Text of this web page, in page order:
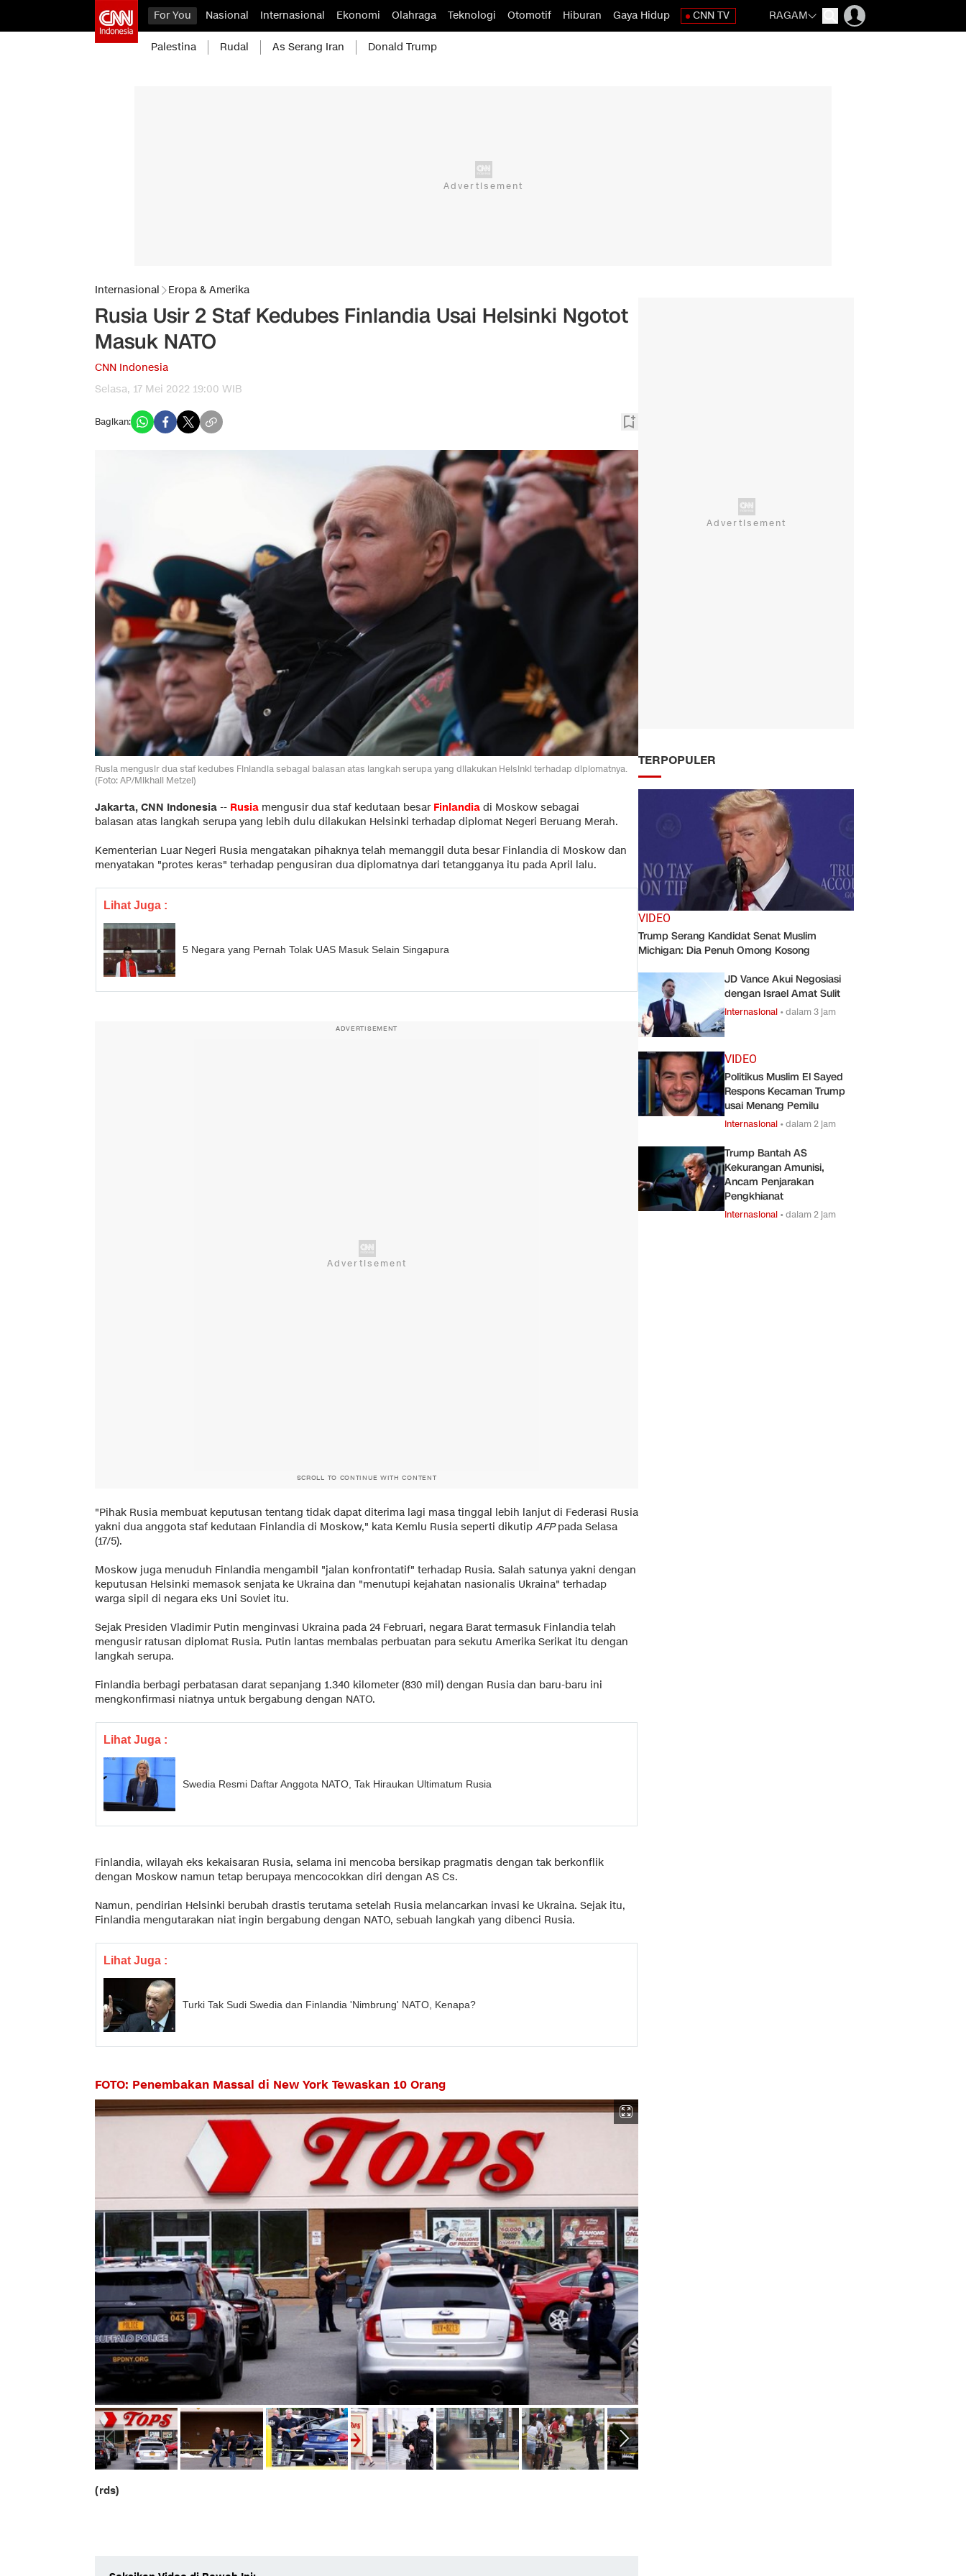
For You Nasional Internasional Ekonomi Olahraga Teknologi Otomotif Hiburan Gaya Hidup CNN TV RAGAM
Palestina Rudal As Serang Iran Donald Trump
Internasional Eropa & Amerika
Rusia Usir 2 Staf Kedubes Finlandia Usai Helsinki Ngotot
Masuk NATO
CNN Indonesia
Selasa, 17 Mei 2022 19:00 WIB
Bagikan:
Rusia mengusir dua staf kedubes Finlandia sebagai balasan atas langkah serupa yang dilakukan Helsinki terhadap diplomatnya.
(Foto: AP/Mikhail Metzel)
Jakarta, CNN Indonesia -- Rusia mengusir dua staf kedutaan besar Finlandia di Moskow sebagai
balasan atas langkah serupa yang lebih dulu dilakukan Helsinki terhadap diplomat Negeri Beruang Merah.
Kementerian Luar Negeri Rusia mengatakan pihaknya telah memanggil duta besar Finlandia di Moskow dan
menyatakan "protes keras" terhadap pengusiran dua diplomatnya dari tetangganya itu pada April lalu.
Lihat Juga :
5 Negara yang Pernah Tolak UAS Masuk Selain Singapura
ADVERTISEMENT
SCROLL TO CONTINUE WITH CONTENT
"Pihak Rusia membuat keputusan tentang tidak dapat diterima lagi masa tinggal lebih lanjut di Federasi Rusia
yakni dua anggota staf kedutaan Finlandia di Moskow," kata Kemlu Rusia seperti dikutip AFPpada Selasa
(17/5).
Moskow juga menuduh Finlandia mengambil "jalan konfrontatif" terhadap Rusia. Salah satunya yakni dengan
keputusan Helsinki memasok senjata ke Ukraina dan "menutupi kejahatan nasionalis Ukraina" terhadap
warga sipil di negara eks Uni Soviet itu.
Sejak Presiden Vladimir Putin menginvasi Ukraina pada 24 Februari, negara Barat termasuk Finlandia telah
mengusir ratusan diplomat Rusia. Putin lantas membalas perbuatan para sekutu Amerika Serikat itu dengan
langkah serupa.
Finlandia berbagi perbatasan darat sepanjang 1.340 kilometer (830 mil) dengan Rusia dan baru-baru ini
mengkonfirmasi niatnya untuk bergabung dengan NATO.
Lihat Juga :
Swedia Resmi Daftar Anggota NATO, Tak Hiraukan Ultimatum Rusia
Finlandia, wilayah eks kekaisaran Rusia, selama ini mencoba bersikap pragmatis dengan tak berkonflik
dengan Moskow namun tetap berupaya mencocokkan diri dengan AS Cs.
Namun, pendirian Helsinki berubah drastis terutama setelah Rusia melancarkan invasi ke Ukraina. Sejak itu,
Finlandia mengutarakan niat ingin bergabung dengan NATO, sebuah langkah yang dibenci Rusia.
Lihat Juga :
Turki Tak Sudi Swedia dan Finlandia 'Nimbrung' NATO, Kenapa?
FOTO: Penembakan Massal di New York Tewaskan 10 Orang
(rds)
TERPOPULER
VIDEO
Trump Serang Kandidat Senat Muslim
Michigan: Dia Penuh Omong Kosong
JD Vance Akui Negosiasi
dengan Israel Amat Sulit
Internasional •dalam 3 jam
VIDEO
Politikus Muslim El Sayed
Respons Kecaman Trump
usai Menang Pemilu
Internasional •dalam 2 jam
Trump Bantah AS
Kekurangan Amunisi,
Ancam Penjarakan
Pengkhianat
Internasional •dalam 2 jam